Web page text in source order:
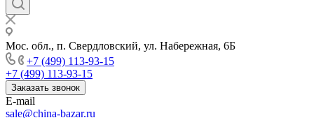
Мос. обл., п. Свердловский, ул. Набережная, 6Б
+7 (499) 113-93-15
+7 (499) 113-93-15
Заказать звонок
E-mail
sale@china-bazar.ru